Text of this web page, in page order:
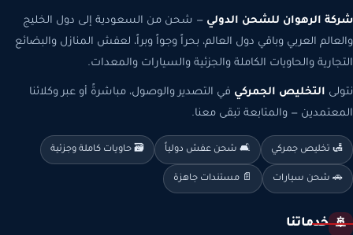
شركة الرهوان للشحن الدولي — شحن من السعودية إلى دول الخليج
والعالم العربي وباقي دول العالم، بحراً وجواً وبراً، لعفش المنازل والبضائع
التجارية والحاويات الكاملة والجزئية والسيارات والمعدات.
نتولى التخليص الجمركي في التصدير والوصول، مباشرةً أو عبر وكلائنا
المعتمدين — والمتابعة تبقى معنا.
🛃 تخليص جمركي 🛋️ شحن عفش دولياً 🗃️ حاويات كاملة وجزئية
🚗 شحن سيارات 📄 مستندات جاهزة
🚢 خدماتنا